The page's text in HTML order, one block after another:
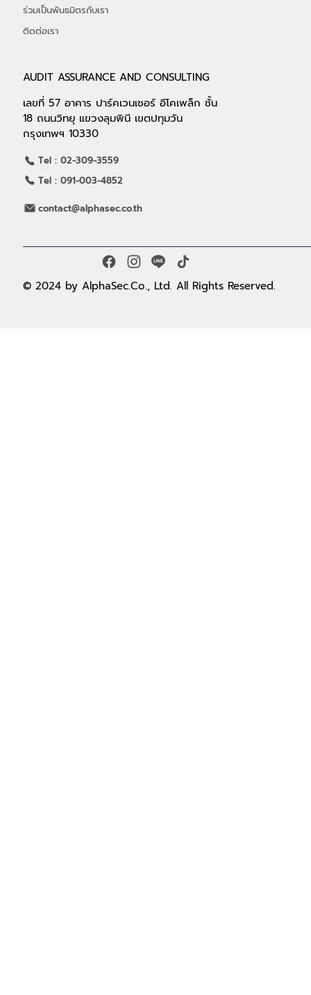
AUDIT ASSURANCE AND CONSULTING
เลขที่ 57 อาคาร ปาร์คเวนเชอร์ อีโคเพล็ก ชั้น
18 ถนนวิทยุ แขวงลุมพินี เขตปทุมวัน
กรุงเทพฯ 10330
contact@alphasec.co.th
Tel : 02-309-3559
Tel : 091-003-4852
ร่วมเป็นพันธมิตรกับเรา
ติดต่อเรา
© 2024 by AlphaSec.Co., Ltd. All Rights Reserved.